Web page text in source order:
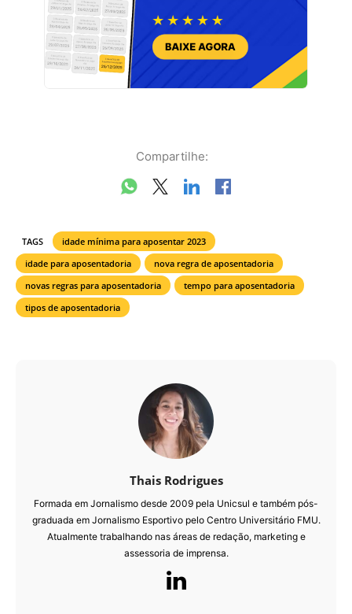
Compartilhe:
TAGS
idade mínima para aposentar 2023
idade para aposentadoria
nova regra de aposentadoria
novas regras para aposentadoria
tempo para aposentadoria
tipos de aposentadoria
Thais Rodrigues
Formada em Jornalismo desde 2009 pela Unicsul e também pós-
graduada em Jornalismo Esportivo pelo Centro Universitário FMU.
Atualmente trabalhando nas áreas de redação, marketing e
assessoria de imprensa.